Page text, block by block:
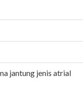
jantung jenis atrial